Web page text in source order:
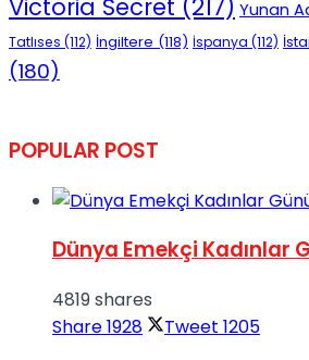
Victoria Secret (217) Yunan
Tatlıses (112) İngiltere (118) İspanya (112)
(180)
POPULAR POST
Dünya Emekçi Kadınlar
4819 shares
Share1928 Tweet 1205